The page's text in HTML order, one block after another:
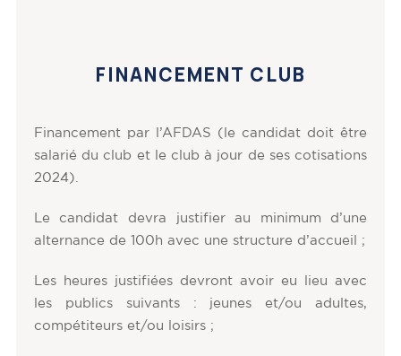
FINANCEMENT CLUB
Financement par l’AFDAS (le candidat doit être
salarié du club et le club à jour de ses cotisations
2024).
Le candidat devra justifier au minimum d’une
alternance de 100h avec une structure d’accueil ;
Les heures justifiées devront avoir eu lieu avec
les publics suivants : jeunes et/ou adultes,
compétiteurs et/ou loisirs ;